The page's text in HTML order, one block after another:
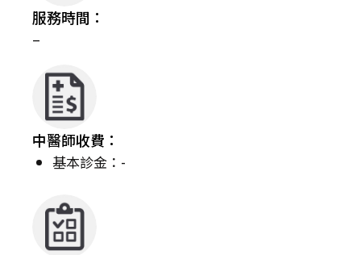
服務時間：
–
中醫師收費：
基本診金：-